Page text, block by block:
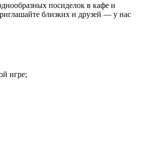
посиделок в кафе и
близких и друзей — у нас
игре;